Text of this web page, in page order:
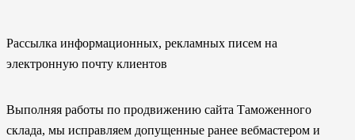
Рассылка информационных, рекламных писем на
электронную почту клиентов
Выполняя работы по продвижению сайта Таможенного
склада, мы исправляем допущенные ранее вебмастером и